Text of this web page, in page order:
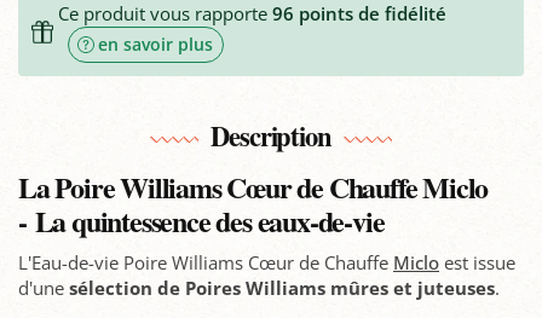
Ce produit vous rapporte96 points de fidélité
en savoir plus
Description
La Poire Williams Cœur de Chauffe Miclo
- La quintessence des eaux-de-vie
L'Eau-de-vie Poire Williams Cœur de Chauffe Miclo est issue
d'une sélection de Poires Williams mûres et juteuses.